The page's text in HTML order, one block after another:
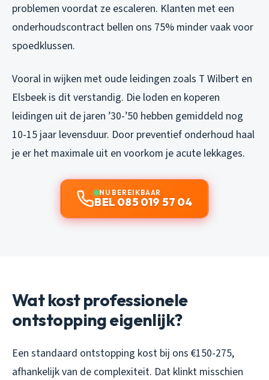
problemen voordat ze escaleren. Klanten met een
onderhoudscontract bellen ons 75% minder vaak voor
spoedklussen.
Vooral in wijken met oude leidingen zoals T Wilbert en
Elsbeek is dit verstandig. Die loden en koperen
leidingen uit de jaren ’30-’50 hebben gemiddeld nog
10-15 jaar levensduur. Door preventief onderhoud haal
je er het maximale uit en voorkom je acute lekkages.
NU BEREIKBAAR
BEL 085 019 57 04
Wat kost professionele
ontstopping eigenlijk?
Een standaard ontstopping kost bij ons €150-275,
afhankelijk van de complexiteit. Dat klinkt misschien